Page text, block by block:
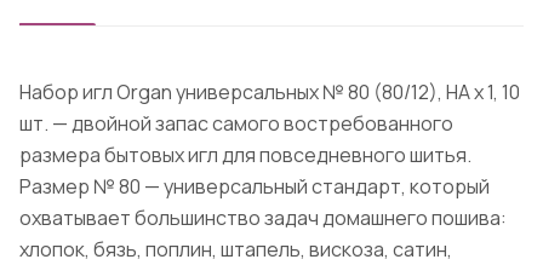
Набор игл Organ универсальных № 80 (80/12), HA x 1, 10
шт. — двойной запас самого востребованного
размера бытовых игл для повседневного шитья.
Размер № 80 — универсальный стандарт, который
охватывает большинство задач домашнего пошива:
хлопок, бязь, поплин, штапель, вискоза, сатин,